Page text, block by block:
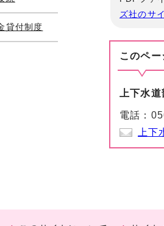
ズ社のサ
このペ
上下水
電話：
上
貸付制度